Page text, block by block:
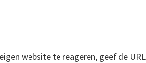
website te reageren, geef de URL